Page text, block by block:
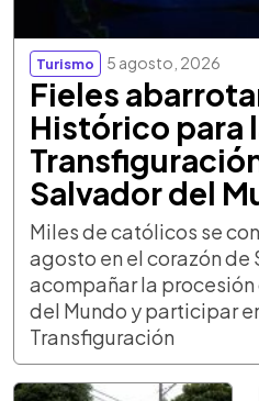
Turismo 5 agosto, 2026
Fieles
Histórico para
Salvador del
Miles de católicos se
agosto en el corazón de
acompañar la
del Mundo y participar
Transfiguración